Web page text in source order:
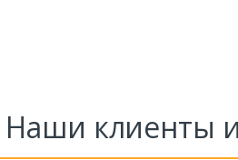
Наши клиенты